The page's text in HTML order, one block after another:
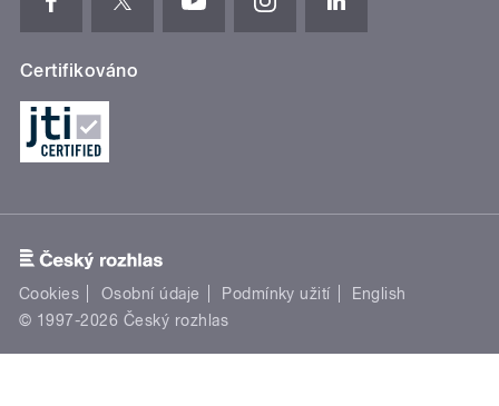
Certifikováno
Cookies Osobní údaje Podmínky užití
English
© 1997-2026 Český rozhlas